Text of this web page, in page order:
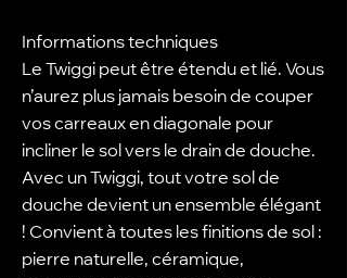
Informations techniques
Le Twiggi peut être étendu et lié. Vous
n’aurez plus jamais besoin de couper
vos carreaux en diagonale pour
incliner le sol vers le drain de douche.
Avec un Twiggi, tout votre sol de
douche devient un ensemble élégant
! Convient à toutes les finitions de sol :
pierre naturelle, céramique,